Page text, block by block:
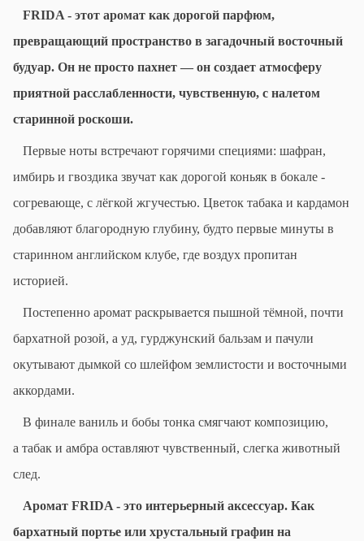
FRIDA - этот аромат как дорогой парфюм,
превращающий пространство в загадочный восточный
будуар. Он не просто пахнет — он создает атмосферу
приятной расслабленности, чувственную, с налетом
старинной роскоши.
Первые ноты встречают горячими специями: шафран,
имбирь и гвоздика звучат как дорогой коньяк в бокале -
согревающе, с лёгкой жгучестью. Цветок табака и кардамон
добавляют благородную глубину, будто первые минуты в
старинном английском клубе, где воздух пропитан
историей.
Постепенно аромат раскрывается пышной тёмной, почти
бархатной розой, а уд, гурджунский бальзам и пачули
окутывают дымкой со шлейфом землистости и восточными
аккордами.
В финале ваниль и бобы тонка смягчают композицию,
а табак и амбра оставляют чувственный, слегка животный
след.
Аромат FRIDA - это интерьерный аксессуар. Как
бархатный портье или хрустальный графин на